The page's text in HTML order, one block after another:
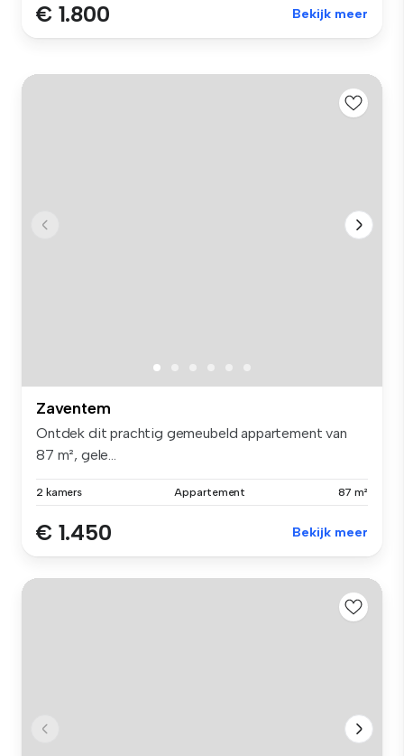
€ 1.800 Bekijk meer
Zaventem
Ontdek dit prachtig gemeubeld appartement van
87 m², gele...
2 kamers Appartement 87 m²
€ 1.450 Bekijk meer